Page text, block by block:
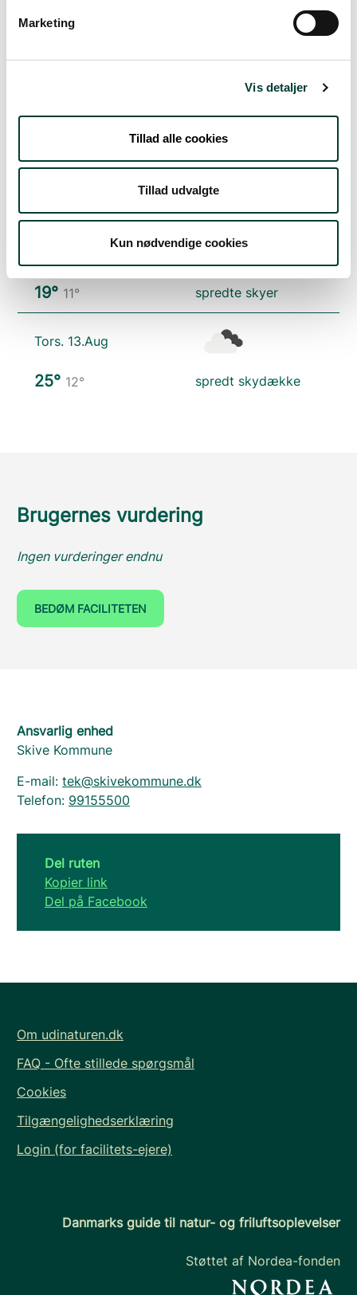
Marketing
Vis detaljer
Tillad alle cookies
Tillad udvalgte
Kun nødvendige cookies
23°9°
17°13° let regn
Tirs. 11.Aug
19° 11° spredte skyer
Tors. 13.Aug
25° 12° spredt skydække
Brugernes vurdering
Ingen vurderinger endnu
BEDØM FACILITETEN
Ansvarlig enhed
Skive Kommune
E-mail: tek@skivekommune.dk
Telefon: 99155500
Del ruten
Kopier link
Del på Facebook
Om udinaturen.dk
FAQ - Ofte stillede spørgsmål
Cookies
Tilgængelighedserklæring
Login (for facilitets-ejere)
Danmarks guide til natur- og friluftsoplevelser
Støttet af Nordea-fonden